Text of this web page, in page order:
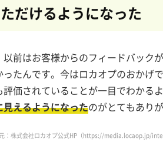
だけるようになった
前はお客様からのフィードバック
たんです。 今はロカオプのおかげ
価されていることが一目でわかる
えるようになったのがとてもあり
：株式会社ロカオプ公式HP（https://media.locaop.jp/